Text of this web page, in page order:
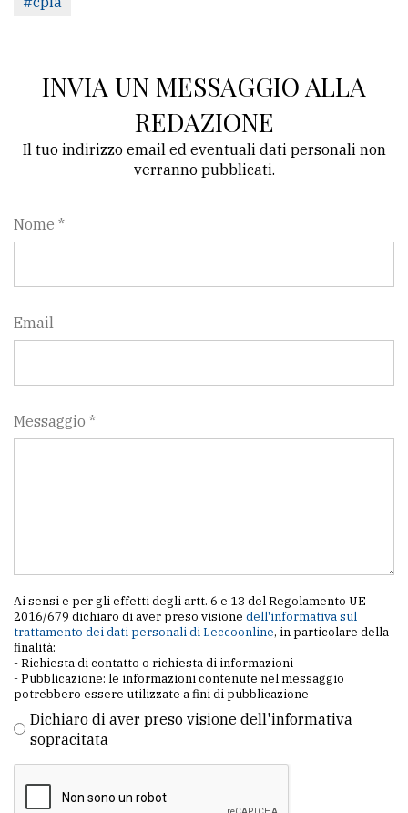
INVIA UN MESSAGGIO ALLA
REDAZIONE
Il tuo indirizzo email ed eventuali dati personali non
verranno pubblicati.
Nome *
Email
Messaggio *
Ai sensi e per gli effetti degli artt. 6 e 13 del Regolamento UE
2016/679 dichiaro di aver preso visione dell'informativa sul
trattamento dei dati personali di Leccoonline, in particolare della
finalità:
- Richiesta di contatto o richiesta di informazioni
- Pubblicazione: le informazioni contenute nel messaggio
potrebbero essere utilizzate a fini di pubblicazione
Dichiaro di aver preso visione dell'informativa
sopracitata